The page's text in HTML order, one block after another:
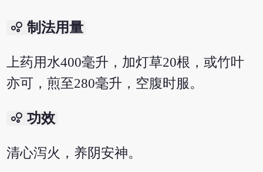
bubble_chart 制法用量
上药用水400毫升，加灯草20根，或竹叶
亦可，煎至280毫升，空腹时服。
bubble_chart 功效
清心泻火，养阴安神。